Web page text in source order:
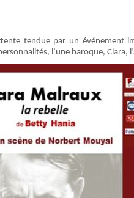
tendue par un événement
l’une baroque, Clara,